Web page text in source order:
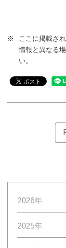
ここに掲載さ
情報と異なる
い。
2026年
2025年